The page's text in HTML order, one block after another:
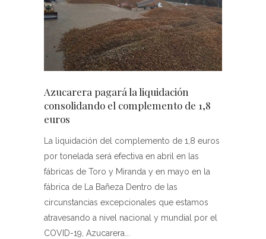
Azucarera pagará la liquidación
consolidando el complemento de 1,8
euros
La liquidación del complemento de 1,8 euros
por tonelada será efectiva en abril en las
fábricas de Toro y Miranda y en mayo en la
fábrica de La Bañeza Dentro de las
circunstancias excepcionales que estamos
atravesando a nivel nacional y mundial por el
COVID-19, Azucarera